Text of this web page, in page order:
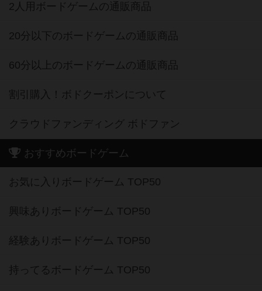
2人用ボードゲームの通販商品
20分以下のボードゲームの通販商品
60分以上のボードゲームの通販商品
割引購入！ボドクーポンについて
クラウドファンディング ボドファン
おすすめボードゲーム
お気に入りボードゲーム TOP50
興味ありボードゲーム TOP50
経験ありボードゲーム TOP50
持ってるボードゲーム TOP50